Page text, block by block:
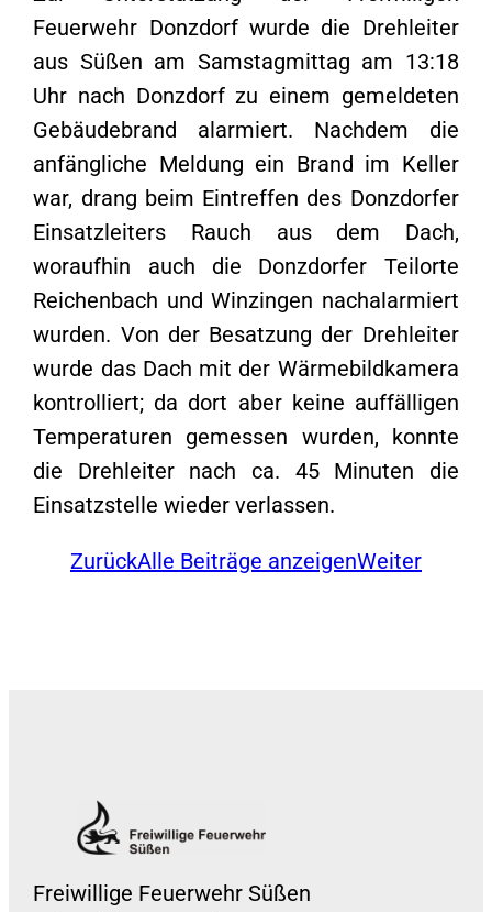
Feuerwehr Donzdorf wurde die Drehleiter
aus Süßen am Samstagmittag am 13:18
Uhr nach Donzdorf zu einem gemeldeten
Gebäudebrand alarmiert. Nachdem die
anfängliche Meldung ein Brand im Keller
war, drang beim Eintreffen des Donzdorfer
Einsatzleiters Rauch aus dem Dach,
woraufhin auch die Donzdorfer Teilorte
Reichenbach und Winzingen nachalarmiert
wurden. Von der Besatzung der Drehleiter
wurde das Dach mit der Wärmebildkamera
kontrolliert; da dort aber keine auffälligen
Temperaturen gemessen wurden, konnte
die Drehleiter nach ca. 45 Minuten die
Einsatzstelle wieder verlassen.
ZurückAlle Beiträge anzeigenWeiter
Freiwillige Feuerwehr Süßen